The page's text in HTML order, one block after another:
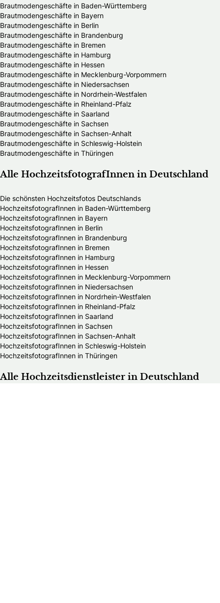
Brautmodengeschäfte in Baden-Württemberg
Brautmodengeschäfte in Bayern
Brautmodengeschäfte in Berlin
Brautmodengeschäfte in Brandenburg
Brautmodengeschäfte in Bremen
Brautmodengeschäfte in Hamburg
Brautmodengeschäfte in Hessen
Brautmodengeschäfte in Mecklenburg-Vorpommern
Brautmodengeschäfte in Niedersachsen
Brautmodengeschäfte in Nordrhein-Westfalen
Brautmodengeschäfte in Rheinland-Pfalz
Brautmodengeschäfte in Saarland
Brautmodengeschäfte in Sachsen
Brautmodengeschäfte in Sachsen-Anhalt
Brautmodengeschäfte in Schleswig-Holstein
Brautmodengeschäfte in Thüringen
Alle HochzeitsfotografInnen in Deutschland
Die schönsten Hochzeitsfotos Deutschlands
HochzeitsfotografInnen in Baden-Württemberg
HochzeitsfotografInnen in Bayern
HochzeitsfotografInnen in Berlin
HochzeitsfotografInnen in Brandenburg
HochzeitsfotografInnen in Bremen
HochzeitsfotografInnen in Hamburg
HochzeitsfotografInnen in Hessen
HochzeitsfotografInnen in Mecklenburg-Vorpommern
HochzeitsfotografInnen in Niedersachsen
HochzeitsfotografInnen in Nordrhein-Westfalen
HochzeitsfotografInnen in Rheinland-Pfalz
HochzeitsfotografInnen in Saarland
HochzeitsfotografInnen in Sachsen
HochzeitsfotografInnen in Sachsen-Anhalt
HochzeitsfotografInnen in Schleswig-Holstein
HochzeitsfotografInnen in Thüringen
Alle Hochzeitsdienstleister in Deutschland